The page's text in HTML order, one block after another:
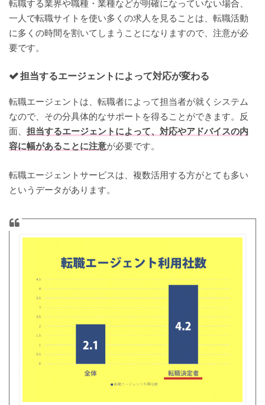
転職する業界や職種・業種などが明確になっていない場合、
一人で転職サイトを使い多くの求人を見ることは、転職活動
に多くの時間を割いてしまうことになりますので、注意が必
要です。
担当するエージェントによって対応が変わる
転職エージェントは、転職者によって担当者が就くシステム
なので、その分具体的なサポートを得ることができます。反
面、 担当するエージェントによって、対応やアドバイスの内
容に幅があることに注意が必要です。
転職エージェントサービスは、複数活用する方がとても多い
というデータがあります。